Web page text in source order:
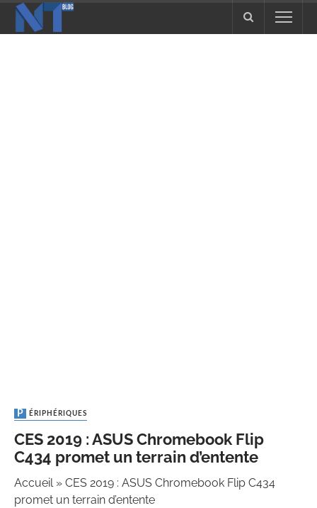
PÉRIPHÉRIQUES
CES 2019 : ASUS Chromebook Flip
C434 promet un terrain d’entente
Accueil» CES 2019 : ASUS Chromebook Flip C434
promet un terrain d’entente